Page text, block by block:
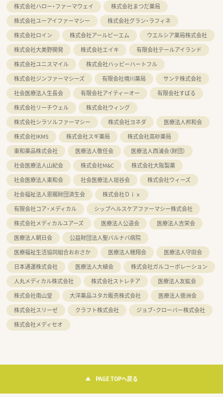
株式会社ハロー・ファーマウェイ
株式会社まつだ薬局
株式会社ユーアイファーマシー
株式会社グラン・ラフィネ
株式会社ロイン
株式会社アールピーエム
ウエルシア薬局株式会社
株式会社大美野開発
株式会社エイキ
有限会社テールアイランド
株式会社ユニスマイル
株式会社ハッピーハートフル
株式会社ジンファーマシーズ
有限会社境川薬局
サンテ株式会社
社会医療法人生長会
有限会社アイティーオー
有限会社すばる
株式会社リーチウェル
株式会社ウィング
株式会社シラソルファーマシー
株式会社ヨネダ
医療法人邦和会
株式会社IKMS
株式会社スギ薬局
株式会社高砂薬局
東和薬品株式会社
医療法人敬任会
医療法人西浦会（財団）
社会医療法人山紀会
株式会社M&C
株式会社大阪製薬
社会医療法人東和会
社会医療法人垣谷会
株式会社ウィーズ
社会福祉法人恩賜財団済生会
株式会社Ｄｉｘ
有限会社コア・メディカル
シップヘルスケアファーマシー株式会社
株式会社メディカルユアーズ
医療法人公道会
医療法人吉栄会
医療法人朝日会
公益財団法人聖バルナバ病院
医療福祉生活協同組合おおさか
医療法人穂翔会
医療法人守田会
日本通運株式会社
医療法人大植会
株式会社ガルコーポレーション
人丸メディカル株式会社
株式会社ストレチア
医療法人友紘会
株式会社南山堂
大洋薬品ユタカ販売株式会社
医療法人徳洲会
株式会社スリーゼ
クラフト株式会社
ジョブ・クローバー株式会社
株式会社メディセオ
PAGE TOPへ戻る